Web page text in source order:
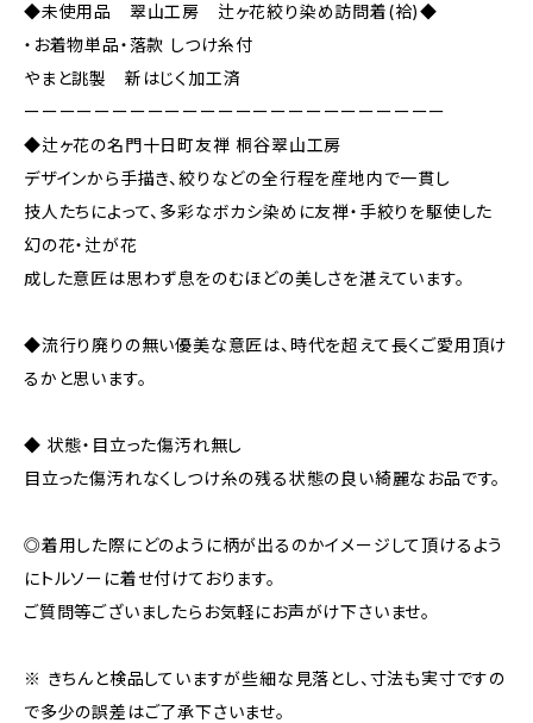
◆未使用品 翠山工房 辻ヶ花絞り染め訪問着(袷)◆
・お着物単品・落款 しつけ糸付
やまと誂製 新はじく加工済
ーーーーーーーーーーーーーーーーーーーーーーーー
◆辻ヶ花の名門十日町友禅 桐谷翠山工房
デザインから手描き、絞りなどの全行程を産地内で一貫し
技人たちによって、多彩なボカシ染めに友禅・手絞りを駆使した
幻の花・辻が花
成した意匠は思わず息をのむほどの美しさを湛えています。
◆流行り廃りの無い優美な意匠は、時代を超えて長くご愛用頂け
るかと思います。
◆ 状態・目立った傷汚れ無し
目立った傷汚れなくしつけ糸の残る状態の良い綺麗なお品です。
◎着用した際にどのように柄が出るのかイメージして頂けるよう
にトルソーに着せ付けております。
ご質問等ございましたらお気軽にお声がけ下さいませ。
※ きちんと検品していますが些細な見落とし、寸法も実寸ですの
で多少の誤差はご了承下さいませ。